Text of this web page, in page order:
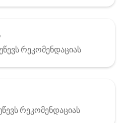
რეკომენდაციას
რეკომენდაციას